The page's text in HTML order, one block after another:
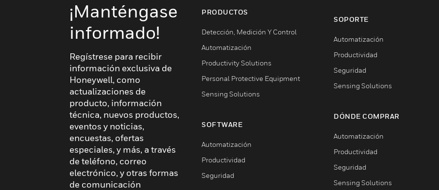
¡Manténgase
informado!
Regístrese para recibir
información exclusiva de
Honeywell, como
actualizaciones de
producto, información
técnica, nuevos productos,
eventos y noticias,
encuestas, ofertas
especiales, y más, a través
de teléfono, correo
electrónico, y otras formas
de comunicación
PRODUCTOS
Detección, Medición Y Control
Automatización
Productivity Solutions
Personal Protective Equipment
Sensing Solutions
SOFTWARE
Automatización
Productividad
Seguridad
SOPORTE
Automatización
Productividad
Seguridad
Sensing Solutions
DÓNDE COMPRAR
Automatización
Productividad
Seguridad
Sensing Solutions